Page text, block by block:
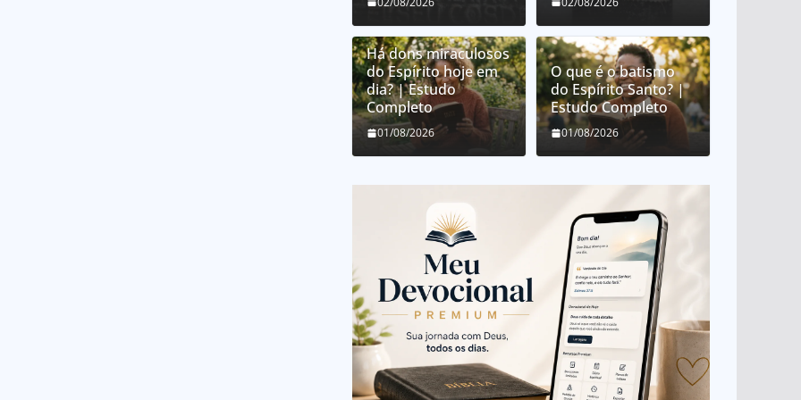
Há dons miraculosos
do Espírito hoje em
dia? | Estudo
Completo
01/08/2026
O que é o batismo
do Espírito Santo? |
Estudo Completo
01/08/2026